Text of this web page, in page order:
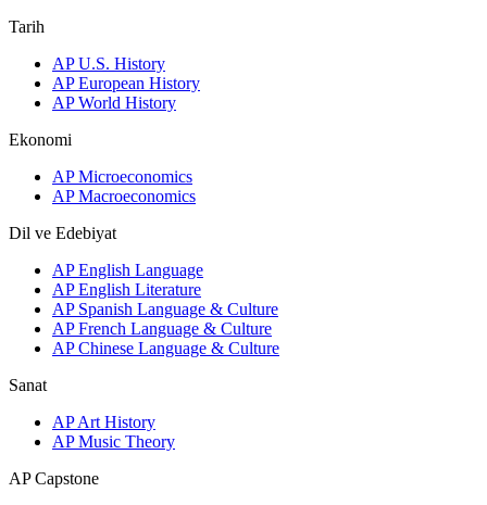
Tarih
AP U.S. History
AP European History
AP World History
Ekonomi
AP Microeconomics
AP Macroeconomics
Dil ve Edebiyat
AP English Language
AP English Literature
AP Spanish Language & Culture
AP French Language & Culture
AP Chinese Language & Culture
Sanat
AP Art History
AP Music Theory
AP Capstone